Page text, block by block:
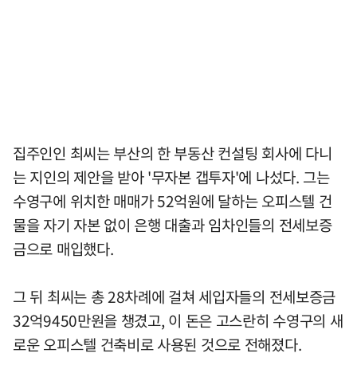
집주인인 최씨는 부산의 한 부동산 컨설팅 회사에 다니
는 지인의 제안을 받아 '무자본 갭투자'에 나섰다. 그는
수영구에 위치한 매매가 52억원에 달하는 오피스텔 건
물을 자기 자본 없이 은행 대출과 임차인들의 전세보증
금으로 매입했다.
그 뒤 최씨는 총 28차례에 걸쳐 세입자들의 전세보증금
32억9450만원을 챙겼고, 이 돈은 고스란히 수영구의 새
로운 오피스텔 건축비로 사용된 것으로 전해졌다.